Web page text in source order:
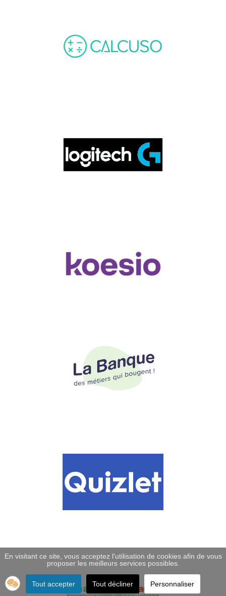
En visitant ce site, vous acceptez l'utilisation de cookies afin de vous
proposer les meilleurs services possibles.
Tout accepter Tout décliner Personnaliser